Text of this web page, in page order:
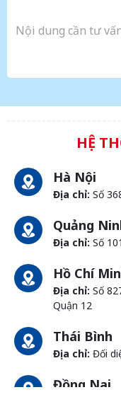
HỆ
Hà Nội
Địa chỉ: Số
Quảng
Địa chỉ: Số
Hồ Chí
Địa chỉ: Số
Quận 12
Thái Bình
Địa chỉ: Đối
Đồng Nai